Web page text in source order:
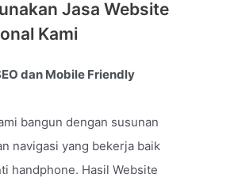
Jasa Website
Kami
dan Mobile Friendly
bangun dengan susunan
navigasi yang bekerja baik
handphone. Hasil Website